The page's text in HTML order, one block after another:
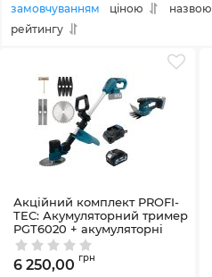
замовчуванням ціною
назвою
рейтингу
Акційний комплект PROFI-
TEC: Акумуляторний тример
PGT6020 + акумуляторні
ножиці-кущорізи PHT1110 +
батарея 1×PT2040MP (4.0
Аг), ЗП BC20V, коробка
6 250,00 грн